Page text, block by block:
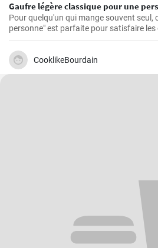
Gaufre légère classique pour une
Pour quelqu'un qui mange souvent seul,
personne" est parfaite pour satisfaire
avoir à se soucier des restes.
CooklikeBourdain